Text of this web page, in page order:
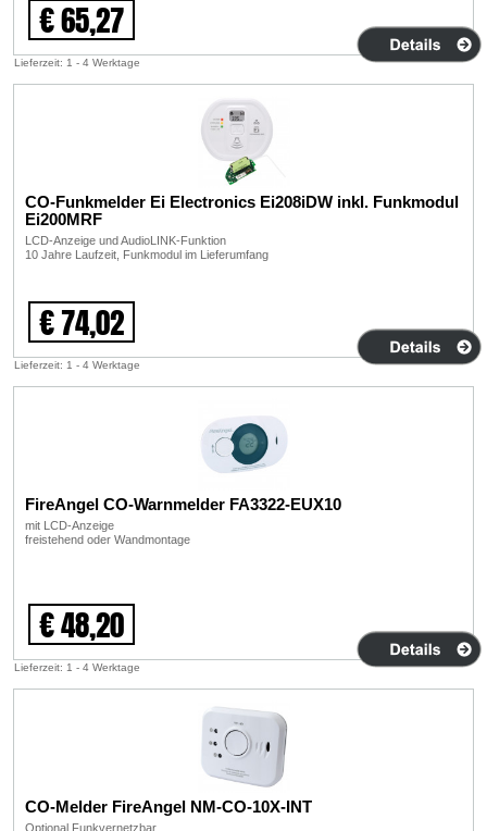
€ 65,27
Lieferzeit: 1 - 4 Werktage
CO-Funkmelder Ei Electronics Ei208iDW inkl. Funkmodul
Ei200MRF
LCD-Anzeige und AudioLINK-Funktion
10 Jahre Laufzeit, Funkmodul im Lieferumfang
€ 74,02
Lieferzeit: 1 - 4 Werktage
FireAngel CO-Warnmelder FA3322-EUX10
mit LCD-Anzeige
freistehend oder Wandmontage
€ 48,20
Lieferzeit: 1 - 4 Werktage
CO-Melder FireAngel NM-CO-10X-INT
Optional Funkvernetzbar